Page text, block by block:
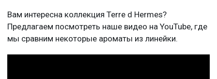
Вам интересна коллекция Terre d Hermes?
Предлагаем посмотреть наше видео на YouTube, где
мы сравним некоторые ароматы из линейки.